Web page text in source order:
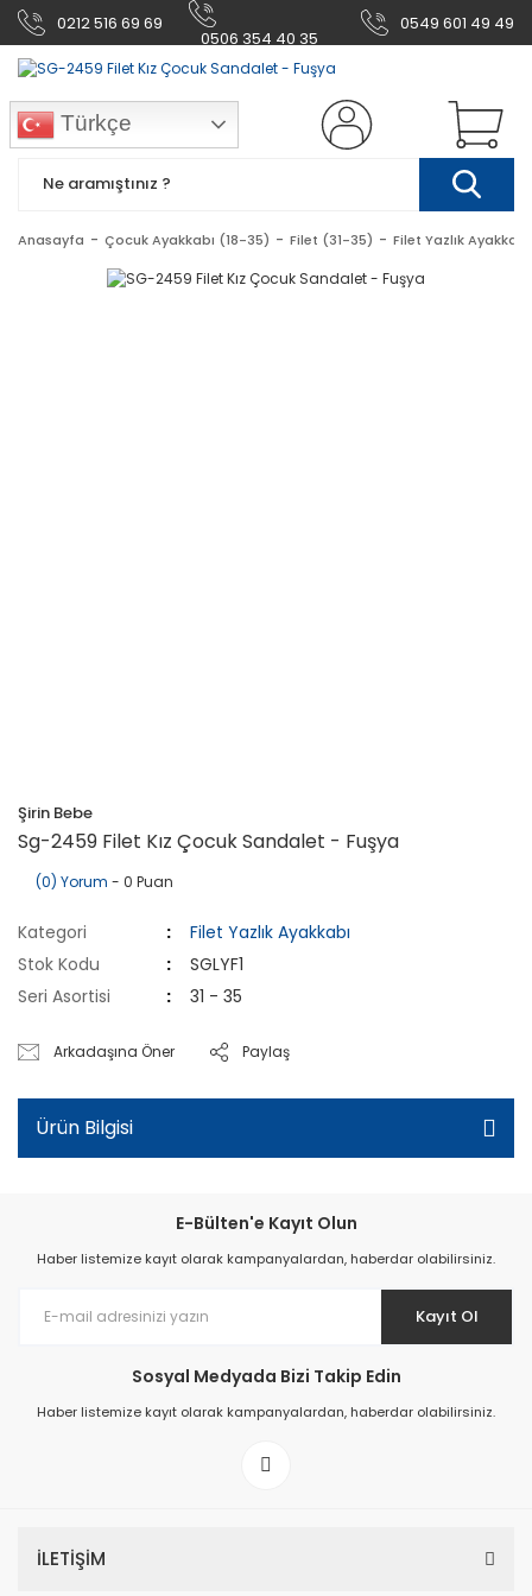
0212 516 69 69
0506 354 40 35
0549 601 49 49
Türkçe
Anasayfa Çocuk Ayakkabı (18-35) Filet (31-35) Filet Yazlık Ayakkabı
Şirin Bebe
Sg-2459 Filet Kız Çocuk Sandalet - Fuşya
(0) Yorum - 0 Puan
Kategori
Filet Yazlık Ayakkabı
Stok Kodu
SGLYF1
Seri Asortisi
31 - 35
Arkadaşına Öner Paylaş
Ürün Bilgisi
E-Bülten'e Kayıt Olun
Haber listemize kayıt olarak kampanyalardan, haberdar olabilirsiniz.
Kayıt Ol
Sosyal Medyada Bizi Takip Edin
Haber listemize kayıt olarak kampanyalardan, haberdar olabilirsiniz.
İLETİŞİM